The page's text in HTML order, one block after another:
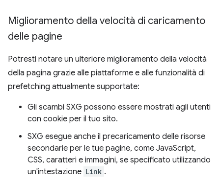
Miglioramento della velocità di caricamento
delle pagine
Potresti notare un ulteriore miglioramento della velocità
della pagina grazie alle piattaforme e alle funzionalità di
prefetching attualmente supportate:
Gli scambi SXG possono essere mostrati agli utenti
con cookie per il tuo sito.
SXG esegue anche il precaricamento delle risorse
secondarie per le tue pagine, come JavaScript,
CSS, caratteri e immagini, se specificato utilizzando
un'intestazione Link .